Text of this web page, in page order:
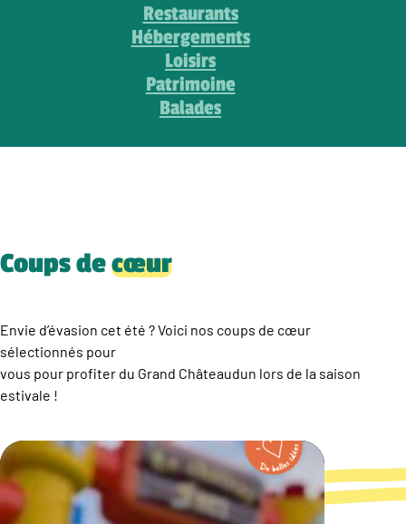
Restaurants
Hébergements
Loisirs
Patrimoine
Balades
Coups decœur
Envie d’évasion cet été ? Voici nos coups de cœur
sélectionnés pour
vous pour profiter du Grand Châteaudun lors de la saison
estivale !